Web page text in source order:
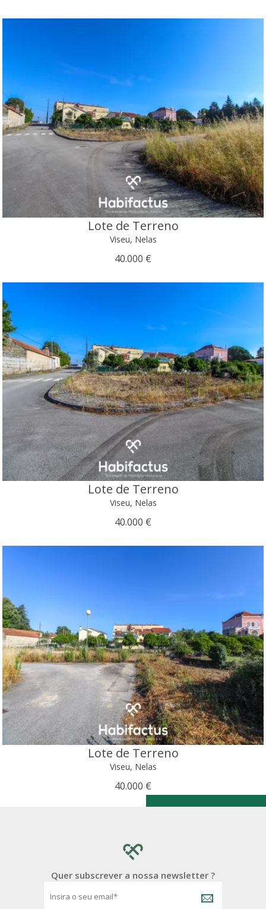
Lote de Terreno
Viseu, Nelas
40.000 €
Lote de Terreno
Viseu, Nelas
40.000 €
Lote de Terreno
Viseu, Nelas
40.000 €
Quer subscrever a nossa newsletter ?